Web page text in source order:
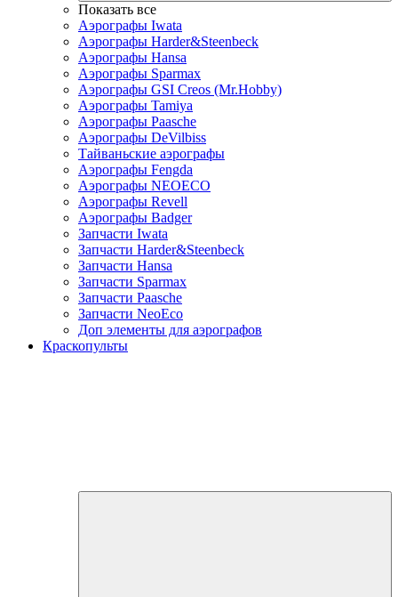
Показать все
Аэрографы Iwata
Аэрографы Harder&Steenbeck
Аэрографы Hansa
Аэрографы Sparmax
Аэрографы GSI Creos (Mr.Hobby)
Аэрографы Tamiya
Аэрографы Paasche
Аэрографы DeVilbiss
Тайваньские аэрографы
Аэрографы Fengda
Аэрографы NEOECO
Аэрографы Revell
Аэрографы Badger
Запчасти Iwata
Запчасти Harder&Steenbeck
Запчасти Hansa
Запчасти Sparmax
Запчасти Paasche
Запчасти NeoEco
Доп элементы для аэрографов
Краскопульты